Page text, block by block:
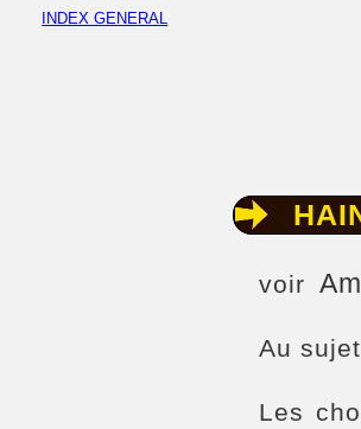
INDEX GENERAL
voir
Au
Les